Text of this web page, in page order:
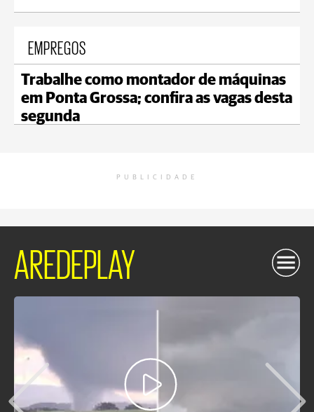
EMPREGOS
Trabalhe como montador de máquinas
em Ponta Grossa; confira as vagas desta
segunda
PUBLICIDADE
AREDEPLAY